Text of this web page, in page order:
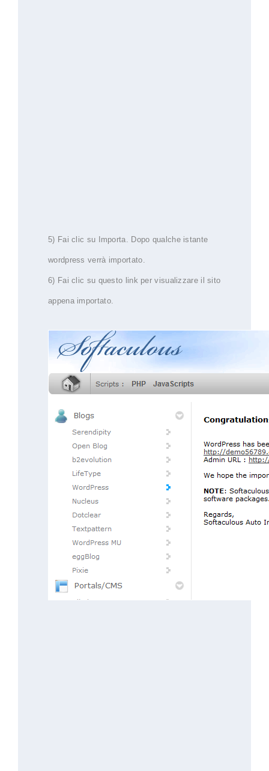
5) Fai clic su Importa. Dopo qualche istante
wordpress verrà importato.
6) Fai clic su questo link per visualizzare il sito
appena importato.